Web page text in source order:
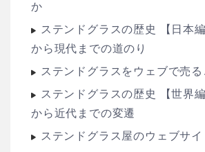
か
ステンドグラスの歴史 【日本
から現代までの道のり
ステンドグラスをウェブで売
ステンドグラスの歴史 【世界
から近代までの変遷
ステンドグラス屋のウェブサイ